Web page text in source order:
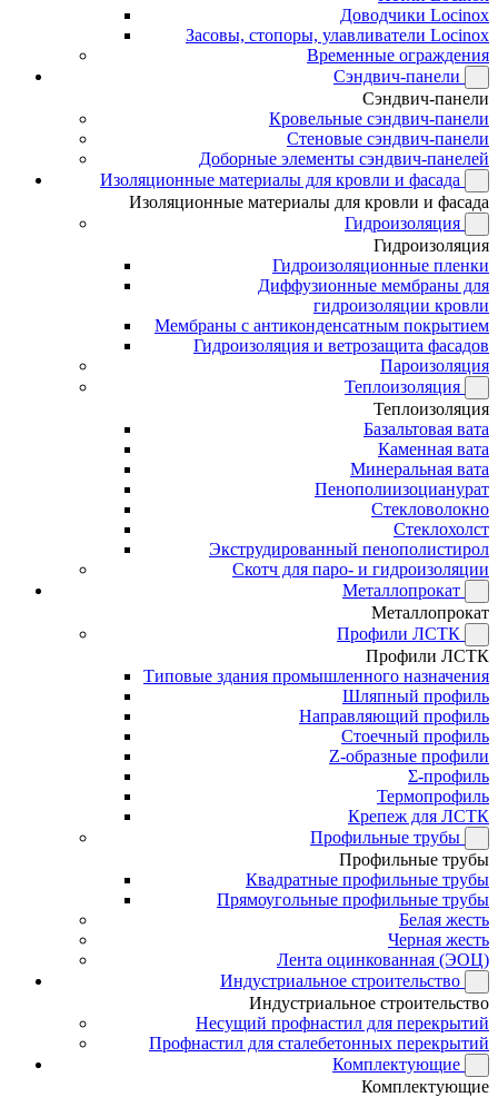
Доводчики Locinox
Засовы, стопоры, улавливатели Locinox
Временные ограждения
Сэндвич-панели
Сэндвич-панели
Кровельные сэндвич-панели
Стеновые сэндвич-панели
Доборные элементы сэндвич-панелей
Изоляционные материалы для кровли и фасада
Изоляционные материалы для кровли и фасада
Гидроизоляция
Гидроизоляция
Гидроизоляционные пленки
Диффузионные мембраны для
гидроизоляции кровли
Мембраны с антиконденсатным покрытием
Гидроизоляция и ветрозащита фасадов
Пароизоляция
Теплоизоляция
Теплоизоляция
Базальтовая вата
Каменная вата
Минеральная вата
Пенополиизоцианурат
Стекловолокно
Стеклохолст
Экструдированный пенополистирол
Скотч для паро- и гидроизоляции
Металлопрокат
Металлопрокат
Профили ЛСТК
Профили ЛСТК
Типовые здания промышленного назначения
Шляпный профиль
Направляющий профиль
Стоечный профиль
Z-образные профили
Σ-профиль
Термопрофиль
Крепеж для ЛСТК
Профильные трубы
Профильные трубы
Квадратные профильные трубы
Прямоугольные профильные трубы
Белая жесть
Черная жесть
Лента оцинкованная (ЭОЦ)
Индустриальное строительство
Индустриальное строительство
Несущий профнастил для перекрытий
Профнастил для сталебетонных перекрытий
Комплектующие
Комплектующие